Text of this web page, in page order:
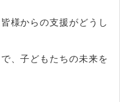
様からの支援がどうし
、子どもたちの未来を